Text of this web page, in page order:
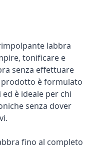
labbra
tonificare e
senza effettuare
è formulato
è ideale per chi
senza dover
fino al completo